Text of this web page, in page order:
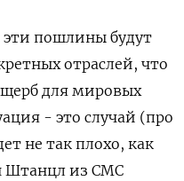
эти пошлины будут
отраслей, что
для мировых
- это случай (про
не так плохо, как
Штанцл из CMC